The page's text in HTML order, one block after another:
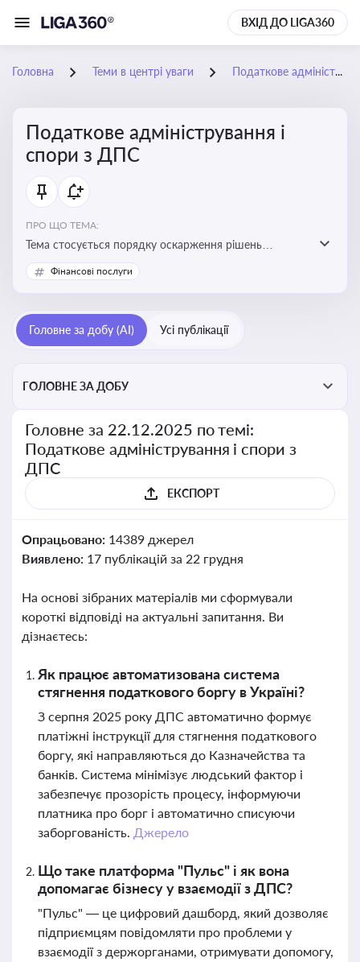
ВХІД ДО LIGA360
Головна Теми в центрі уваги Податкове адміністрування і спори з ДПС
Податкове адміністрування і
спори з ДПС
ПРО ЩО ТЕМА:
Тема стосується порядку оскарження рішень
податкових органів, що виникають внаслідок
податкових перевірок, та механізмів захисту прав
Фінансові послуги
Головне за добу (AI) Усі публікації
ГОЛОВНЕ ЗА ДОБУ
Головне за 22.12.2025 по темі:
Податкове адміністрування і спори з
ДПС
ЕКСПОРТ
Опрацьовано: 14389 джерел
Виявлено: 17 публікацій за 22 грудня
На основі зібраних матеріалів ми сформували
короткі відповіді на актуальні запитання. Ви
дізнаєтесь:
Як працює автоматизована система
стягнення податкового боргу в Україні?
З серпня 2025 року ДПС автоматично формує
платіжні інструкції для стягнення податкового
боргу, які направляються до Казначейства та
банків. Система мінімізує людський фактор і
забезпечує прозорість процесу, інформуючи
платника про борг і автоматично списуючи
заборгованість. Джерело
Що таке платформа "Пульс" і як вона
допомагає бізнесу у взаємодії з ДПС?
"Пульс" — це цифровий дашборд, який дозволяє
підприємцям повідомляти про проблеми у
взаємодії з держорганами, отримувати допомогу,